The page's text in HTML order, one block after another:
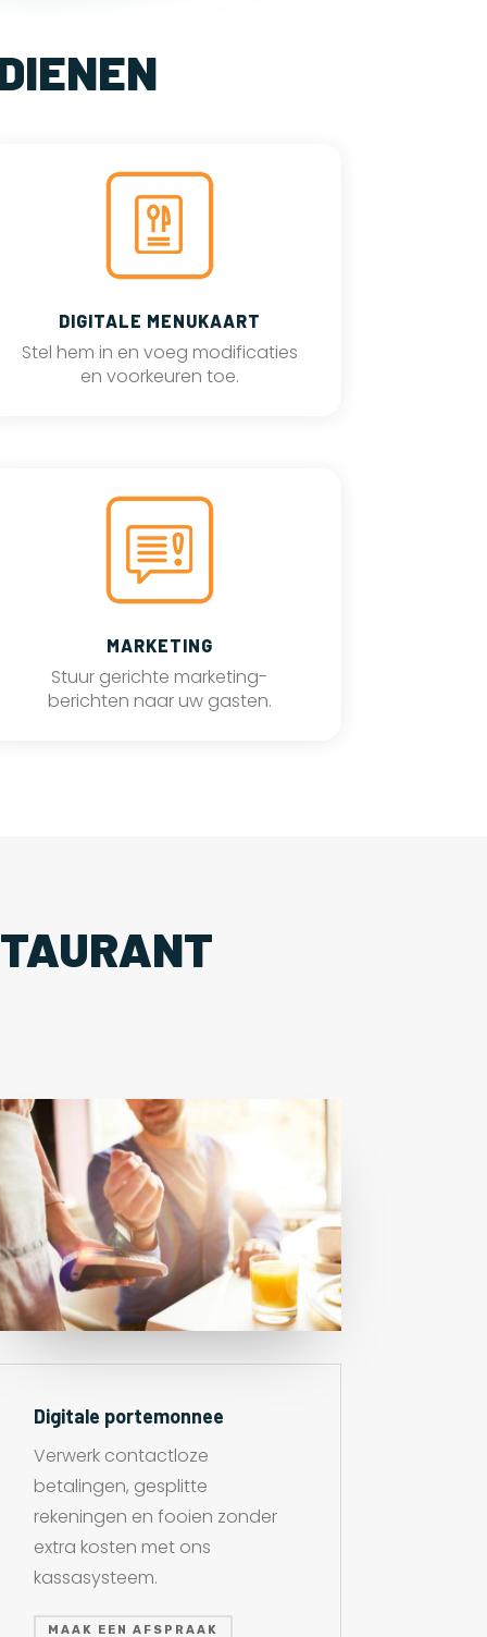
DIGITALE MENUKAART
Stel hem in en voeg modificaties
en voorkeuren toe.
MARKETING
Stuur gerichte marketing-
berichten naar uw gasten.
Digitale portemonnee
Verwerk contactloze
betalingen, gesplitte
rekeningen en fooien zonder
extra kosten met ons
kassasysteem.
MAAK EEN AFSPRAAK